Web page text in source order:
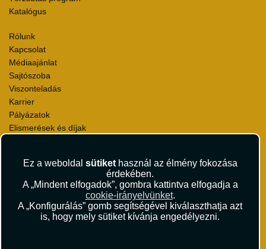
Ez a weboldal sütikethasznál az élmény fokozása
érdekében.
A „Mindent elfogadok”, gombra kattintva elfogadja a
cookie-irányelvünket.
A „Konfigurálás” gomb segítségével kiválaszthatja azt
is, hogy mely sütiket kívánja engedélyezni.
Katalógus
Rólunk
Kapcsolat
Médiaajánlat
Sajtószoba
Viszonteladás
Karrier
Pályázatok
Elismerések és díjak
Utazási Csomag Szerződési Feltételek
Útlemondás-biztosítás Szerződési Feltételek
Utasbiztosítás Szerződési Feltételek
Repülőjegy Szerződési Feltételek
Adatvédelem